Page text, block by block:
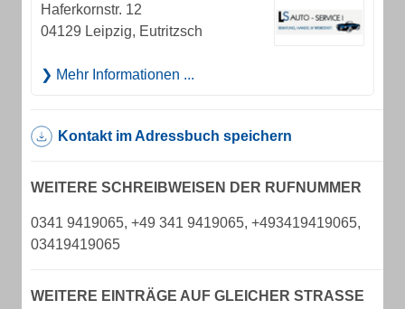
Haferkornstr. 12
04129 Leipzig, Eutritzsch
Mehr Informationen ...
Kontakt im Adressbuch speichern
WEITERE SCHREIBWEISEN DER RUFNUMMER
0341 9419065, +49 341 9419065, +493419419065,
03419419065
WEITERE EINTRÄGE AUF GLEICHER STRASSE